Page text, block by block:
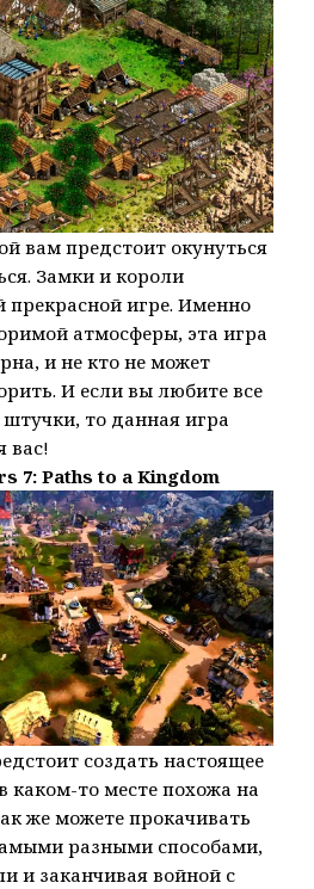
вам предстоит окунуться
Замки и короли
прекрасной игре. Именно
атмосферы, эта игра
и не кто не может
И если вы любите все
то данная игра
вас!
7: Paths to a Kingdom
создать настоящее
каком-то месте похожа на
же можете прокачивать
разными способами,
и заканчивая войной с